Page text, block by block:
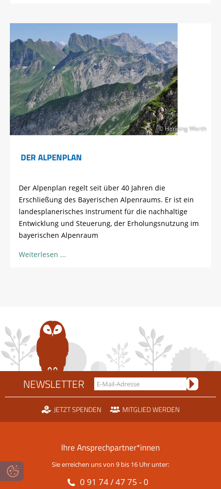
© Henning Werth
DER ALPENPLAN
Der Alpenplan regelt seit über 40 Jahren die
Erschließung des Bayerischen Alpenraums. Er ist ein
landesplanerisches Instrument für die nachhaltige
Entwicklung und Steuerung, der Erholungsnutzung im
bayerischen Alpenraum
Weiterlesen
NEWSLETTER
JETZT SPENDEN MITGLIED WERDEN
Ihre Ansprechpartner*innen
Sie erreichen uns von 9 bis 16 Uhr unter:
0 91 74 / 47 75 - 0